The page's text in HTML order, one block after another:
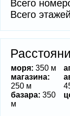
Всего
Всего
моря: 350 м
магазина:
250 м
базара: 350
м